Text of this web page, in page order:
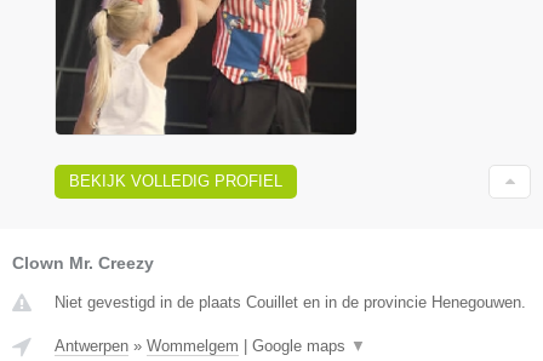
BEKIJK VOLLEDIG PROFIEL
Clown Mr. Creezy
Niet gevestigd in de plaats Couillet en in de provincie Henegouwen.
Antwerpen » Wommelgem Google maps ▼